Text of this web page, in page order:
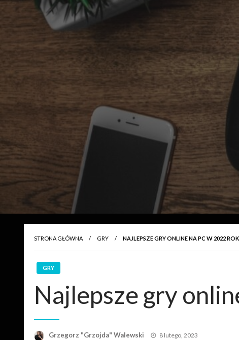
STRONA GŁÓWNA GRY NAJLEPSZE GRY ONLINE NA PC W 2022
GRY
Najlepsze gry
Grzegorz "Grzojda" Walewski
Opublikowane
8 lutego, 2023